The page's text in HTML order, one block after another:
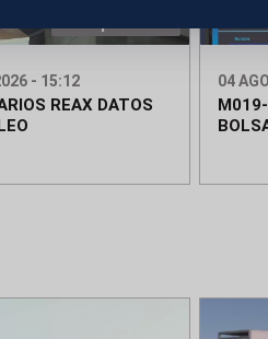
- 15:12
REAX DATOS
04
M019-